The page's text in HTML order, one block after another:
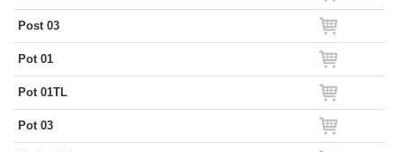
Post 03
Pot 01
Pot 01TL
Pot 03